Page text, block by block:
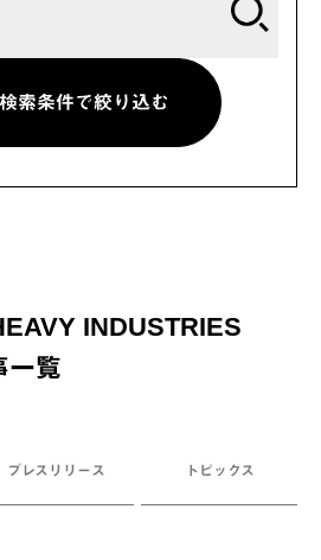
検索条件で絞り込む
INDUSTRIES
一覧
プレスリリース トピックス